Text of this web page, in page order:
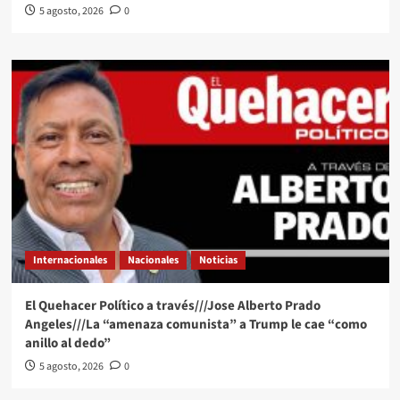
5 agosto, 2026 0
Internacionales Nacionales Noticias
El Quehacer Político a través///Jose Alberto Prado
Angeles///La “amenaza comunista” a Trump le cae “como
anillo al dedo”
5 agosto, 2026 0